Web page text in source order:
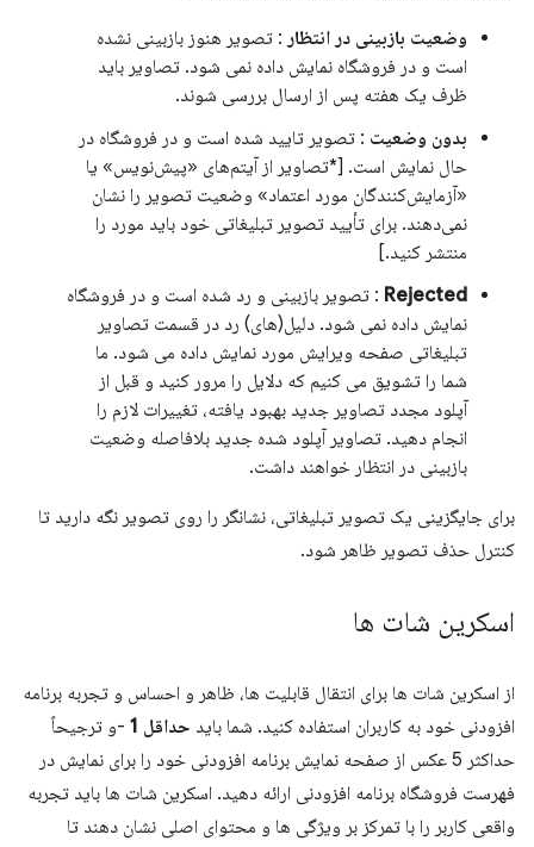
وضعیت بازبینی در انتظار : تصویر هنوز بازبینی نشده
است و در فروشگاه نمایش داده نمی شود. تصاویر باید
ظرف یک هفته پس از ارسال بررسی شوند.
بدون وضعیت : تصویر تایید شده است و در فروشگاه در
حال نمایش است. [*تصاویر از آیتم‌های «پیش‌نویس» یا
«آزمایش‌کنندگان مورد اعتماد» وضعیت تصویر را نشان
نمی‌دهند. برای تأیید تصویر تبلیغاتی خود باید مورد را
منتشر کنید.]
Rejected : تصویر بازبینی و رد شده است و در فروشگاه
نمایش داده نمی شود. دلیل(های) رد در قسمت تصاویر
تبلیغاتی صفحه ویرایش مورد نمایش داده می شود. ما
شما را تشویق می کنیم که دلایل را مرور کنید و قبل از
آپلود مجدد تصاویر جدید بهبود یافته، تغییرات لازم را
انجام دهید. تصاویر آپلود شده جدید بلافاصله وضعیت
بازبینی در انتظار خواهند داشت.
برای جایگزینی یک تصویر تبلیغاتی، نشانگر را روی تصویر نگه دارید تا
کنترل حذف تصویر ظاهر شود.
اسکرین شات ها
از اسکرین شات ها برای انتقال قابلیت ها، ظاهر و احساس و تجربه برنامه
افزودنی خود به کاربران استفاده کنید. شما باید حداقل 1
-و ترجیحاً
حداکثر 5 عکس از صفحه نمایش برنامه افزودنی خود را برای نمایش در
فهرست فروشگاه برنامه افزودنی ارائه دهید. اسکرین شات ها باید تجربه
واقعی کاربر را با تمرکز بر ویژگی ها و محتوای اصلی نشان دهند تا